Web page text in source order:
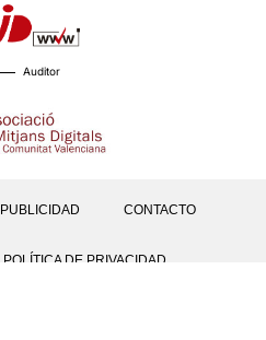
Auditor
PUBLICIDAD CONTACTO
POLÍTICA DE PRIVACIDAD